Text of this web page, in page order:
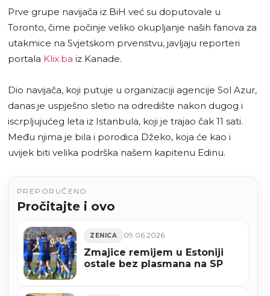
Prve grupe navijača iz BiH već su doputovale u
Toronto, čime počinje veliko okupljanje naših fanova za
utakmice na Svjetskom prvenstvu, javljaju reporteri
portala Klix.ba iz Kanade.
Dio navijača, koji putuje u organizaciji agencije Sol Azur,
danas je uspješno sletio na odredište nakon dugog i
iscrpljujućeg leta iz Istanbula, koji je trajao čak 11 sati.
Među njima je bila i porodica Džeko, koja će kao i
uvijek biti velika podrška našem kapitenu Edinu.
PREPORUČENO
Pročitajte i ovo
ZENICA 09.06.2026
Zmajice remijem u Estoniji
ostale bez plasmana na SP